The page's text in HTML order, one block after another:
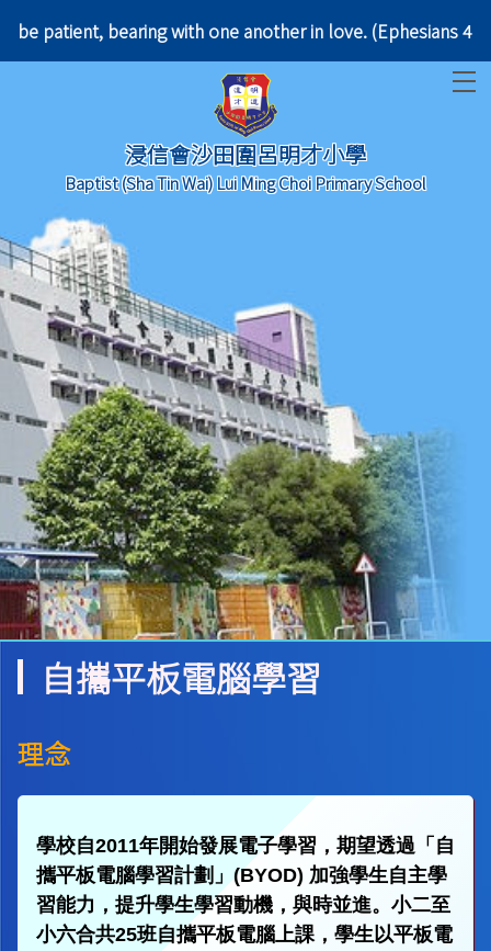
patient, bearing with one another in love. (Ephesians 4:2)
浸信會沙田圍呂明才小學
Baptist (Sha Tin Wai) Lui Ming Choi Primary School
自攜平板電腦學習
理念
學校自2011年開始發展電子學習，期望透過「自
攜平板電腦學習計劃」(BYOD) 加強學生自主學
習能力，提升學生學習動機，與時並進。小二至
小六合共25班自攜平板電腦上課，學生以平板電